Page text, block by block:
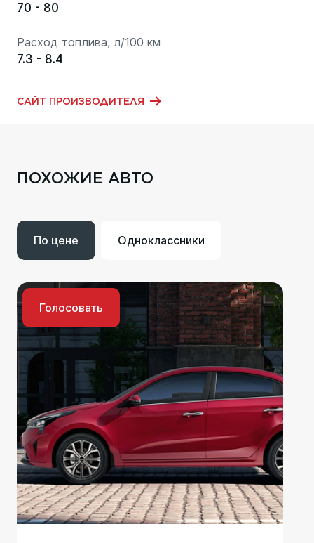
70 - 80
Расход топлива, л/100 км
7.3 - 8.4
САЙТ ПРОИЗВОДИТЕЛЯ
ПОХОЖИЕ АВТО
По цене Одноклассники
Голосовать